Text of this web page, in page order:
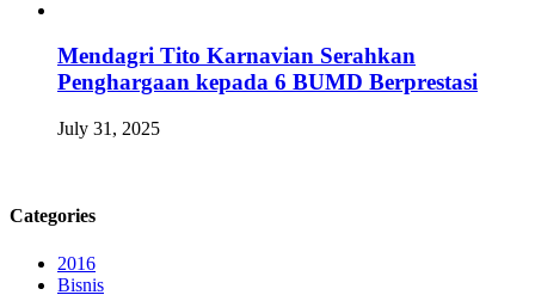
Mendagri Tito Karnavian Serahkan
Penghargaan kepada 6 BUMD Berprestasi
July 31, 2025
Categories
2016
Bisnis